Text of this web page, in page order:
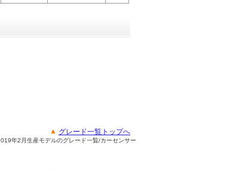
グレード一覧トップへ
年2月生産モデルのグレード一覧/カーセンサー